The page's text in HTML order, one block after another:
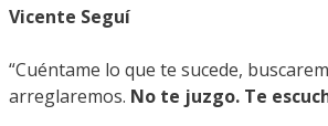
Vicente Seguí
“Cuéntame lo que te sucede,
arreglaremos. No te juzgo. Te